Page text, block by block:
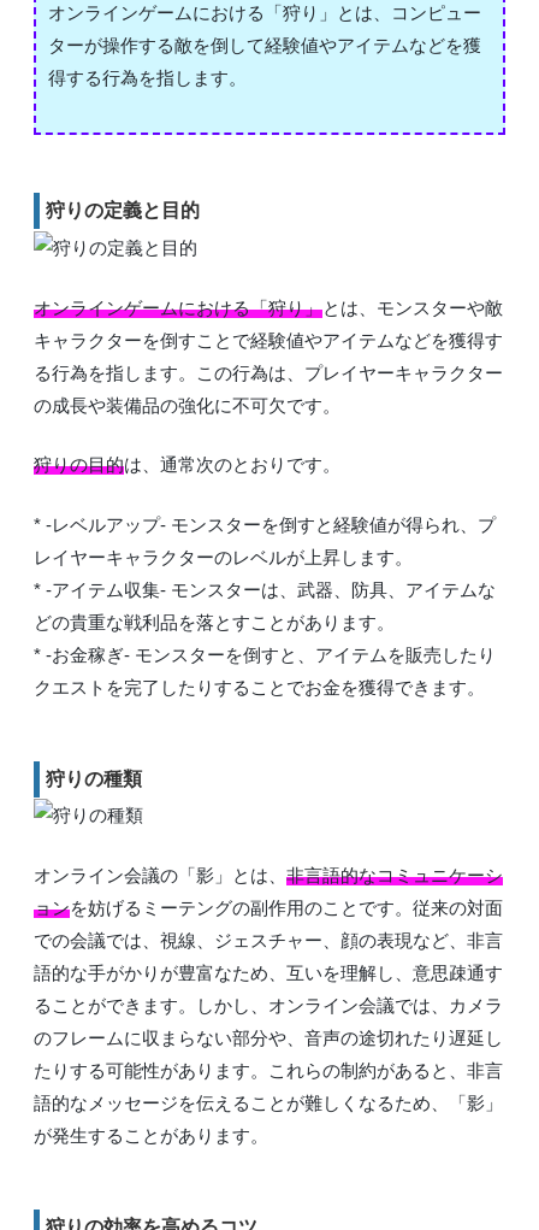
オンラインゲームにおける「狩り」とは、コンピュー
ターが操作する敵を倒して経験値やアイテムなどを獲
得する行為を指します。
狩りの定義と目的
オンラインゲームにおける「狩り」とは、モンスターや敵
キャラクターを倒すことで経験値やアイテムなどを獲得す
る行為を指します。この行為は、プレイヤーキャラクター
の成長や装備品の強化に不可欠です。
狩りの目的は、通常次のとおりです。
* -レベルアップ- モンスターを倒すと経験値が得られ、プ
レイヤーキャラクターのレベルが上昇します。
* -アイテム収集- モンスターは、武器、防具、アイテムな
どの貴重な戦利品を落とすことがあります。
* -お金稼ぎ- モンスターを倒すと、アイテムを販売したり
クエストを完了したりすることでお金を獲得できます。
狩りの種類
オンライン会議の「影」とは、 非言語的なコミュニケーシ
ョンを妨げるミーテングの副作用のことです。従来の対面
での会議では、視線、ジェスチャー、顔の表現など、非言
語的な手がかりが豊富なため、互いを理解し、意思疎通す
ることができます。しかし、オンライン会議では、カメラ
のフレームに収まらない部分や、音声の途切れたり遅延し
たりする可能性があります。これらの制約があると、非言
語的なメッセージを伝えることが難しくなるため、「影」
が発生することがあります。